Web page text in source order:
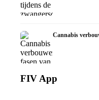
Cannabis
FIV App